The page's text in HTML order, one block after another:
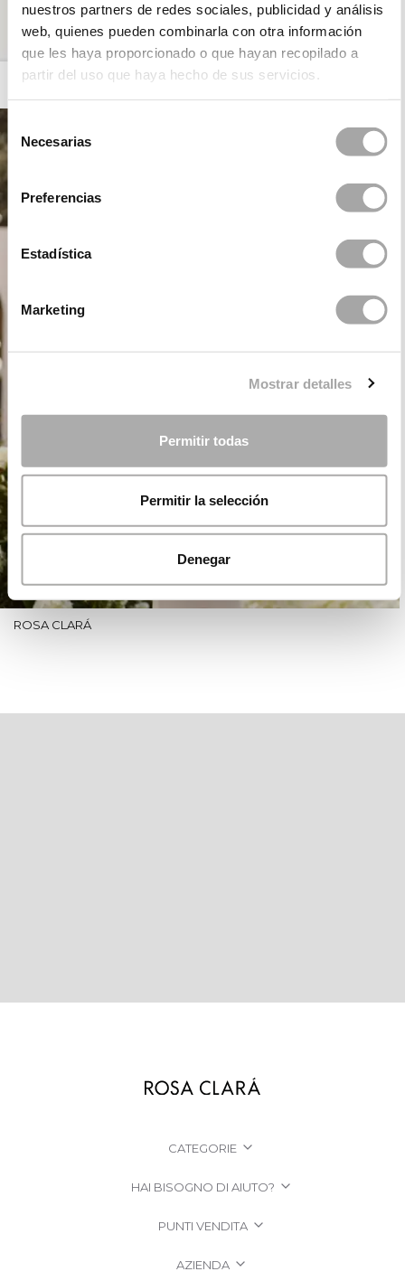
nuestros partners de redes sociales, publicidad y análisis
web, quienes pueden combinarla con otra información
que les haya proporcionado o que hayan recopilado a
partir del uso que haya hecho de sus servicios.
de Necesarias
Preferencias
Estadística
Marketing
Mostrar detalles
Permitir todas
Permitir la selección
Denegar
ROSA CLARÁ COUTURE
ROSA CLARÁ
CATEGORIE
HAI BISOGNO DI AIUTO?
PUNTI VENDITA
AZIENDA